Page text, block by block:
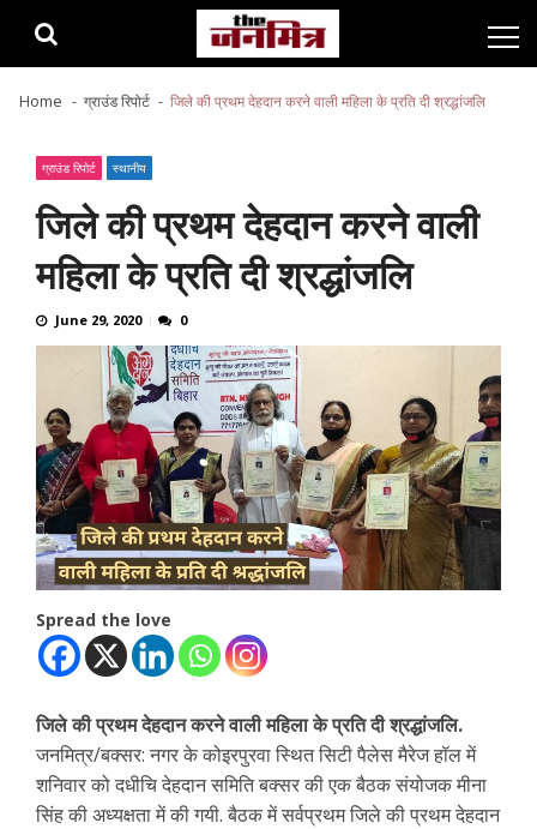
Home ग्राउंड रिपोर्ट जिले की प्रथम देहदान करने वाली महिला के प्रति दी श्रद्धांजलि
ग्राउंड रिपोर्ट स्थानीय
जिले की प्रथम देहदान करने वाली
महिला के प्रति दी श्रद्धांजलि
June 29, 2020 0
Spread the love
जिले की प्रथम देहदान करने वाली महिला के प्रति दी श्रद्धांजलि.
जनमित्र/बक्सर: नगर के कोइरपुरवा स्थित सिटी पैलेस मैरेज हॉल में
शनिवार को दधीचि देहदान समिति बक्सर की एक बैठक संयोजक मीना
सिंह की अध्यक्षता में की गयी. बैठक में सर्वप्रथम जिले की प्रथम देहदान